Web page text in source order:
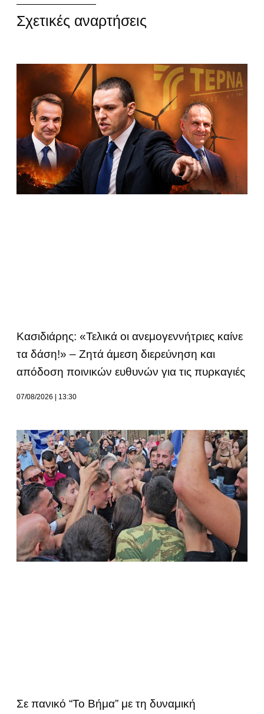
Σχετικές αναρτήσεις
Κασιδιάρης: «Τελικά οι ανεμογεννήτριες καίνε
τα δάση!» – Ζητά άμεση διερεύνηση και
απόδοση ποινικών ευθυνών για τις πυρκαγιές
07/08/2026 13:30
Σε πανικό “Το Βήμα” με τη δυναμική